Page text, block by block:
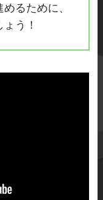
るために、
う！